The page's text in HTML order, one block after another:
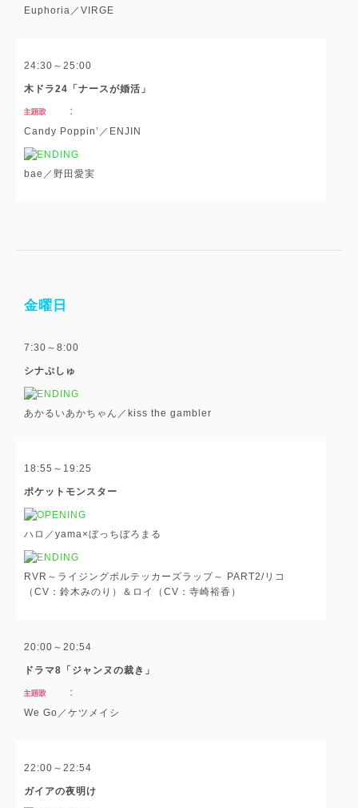
Euphoria／VIRGE
24:30～25:00
木ドラ24「ナースが婚活」
Candy Poppin’／ENJIN
bae／野田愛実
金曜日
7:30～8:00
シナぷしゅ
あかるいあかちゃん／kiss the gambler
18:55～19:25
ポケットモンスター
ハロ／yama×ぼっちぼろまる
RVR～ライジングボルテッカーズラップ～ PART2/リコ
（CV：鈴木みのり）＆ロイ（CV：寺崎裕香）
20:00～20:54
ドラマ8「ジャンヌの裁き」
We Go／ケツメイシ
22:00～22:54
ガイアの夜明け